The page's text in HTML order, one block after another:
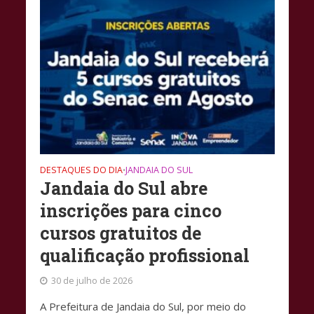
DESTAQUES DO DIA•JANDAIA DO SUL
Jandaia do Sul abre
inscrições para cinco
cursos gratuitos de
qualificação profissional
30 de julho de 2026
A Prefeitura de Jandaia do Sul, por meio do